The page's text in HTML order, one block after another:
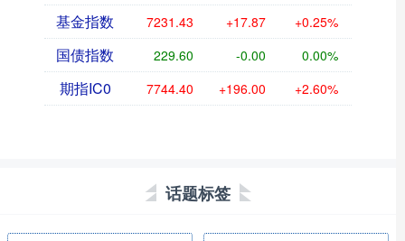
基金指数 7231.43 +17.87 +0.25%
国债指数 229.60 -0.00 0.00%
期指IC0 7744.40 +196.00 +2.60%
话题标签